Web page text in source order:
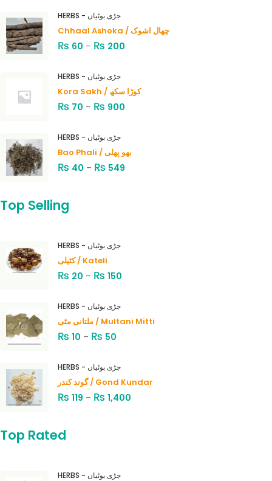
HERBS - جڑی بوٹیاں
Chhaal Ashoka / چھال اشوک
₨ 60 – ₨ 200
HERBS - جڑی بوٹیاں
Kora Sakh / کوڑا سکھ
₨ 70 – ₨ 900
HERBS - جڑی بوٹیاں
Bao Phali / بھو پھلی
₨ 40 – ₨ 549
Top Selling
HERBS - جڑی بوٹیاں
کٹیلی / Kateli
₨ 20 – ₨ 150
HERBS - جڑی بوٹیاں
ملتانی مٹی / Multani Mitti
₨ 10 – ₨ 50
HERBS - جڑی بوٹیاں
گوند کندر / Gond Kundar
₨ 119 – ₨ 1,400
Top Rated
HERBS - جڑی بوٹیاں